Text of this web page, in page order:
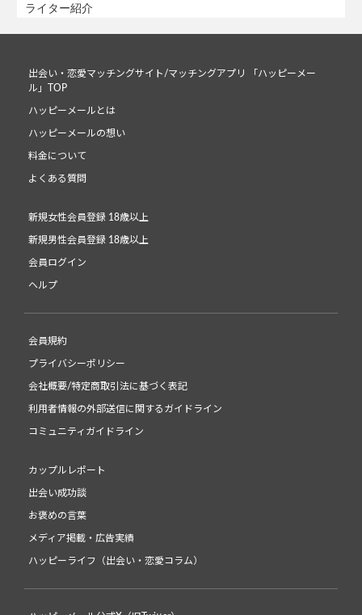
ライター紹介
出会い・恋愛マッチングサイト/マッチングアプリ 「ハッピーメー
ル」TOP
ハッピーメールとは
ハッピーメールの想い
料金について
よくある質問
新規女性会員登録 18歳以上
新規男性会員登録 18歳以上
会員ログイン
ヘルプ
会員規約
プライバシーポリシー
会社概要/特定商取引法に基づく表記
利用者情報の外部送信に関するガイドライン
コミュニティガイドライン
カップルレポート
出会い成功談
お褒めの言葉
メディア掲載・広告実績
ハッピーライフ（出会い・恋愛コラム）